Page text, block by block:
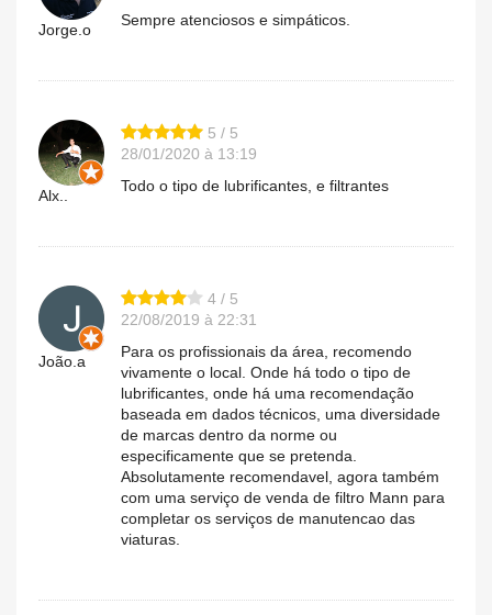
Jorge.o
Sempre atenciosos e simpáticos.
Alx..
5 / 5
28/01/2020 à 13:19
Todo o tipo de lubrificantes, e filtrantes
João.a
4 / 5
22/08/2019 à 22:31
Para os profissionais da área, recomendo
vivamente o local. Onde há todo o tipo de
lubrificantes, onde há uma recomendação
baseada em dados técnicos, uma diversidade
de marcas dentro da norme ou
especificamente que se pretenda.
Absolutamente recomendavel, agora também
com uma serviço de venda de filtro Mann para
completar os serviços de manutencao das
viaturas.